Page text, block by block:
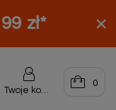
99 zł*
Twoje konto
0